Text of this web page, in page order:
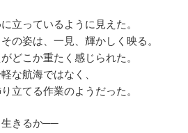
立っているように見えた。
の姿は、一見、輝かしく映る。
どこか重たく感じられた。
な航海ではなく、
立てる作業のようだった。
生きるか──